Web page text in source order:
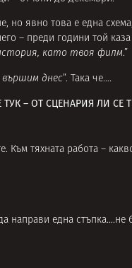
явно това е една
– преди години той каза
като твоя филм.”
днес”. Така че….
– ОТ СЦЕНАРИЯ ЛИ
Към тяхната работа –
направи една стъпка….не